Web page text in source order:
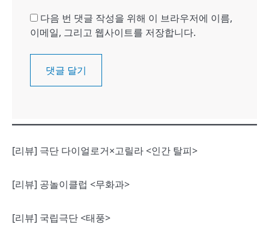
다음 번 댓글 작성을 위해 이 브라우저에 이름,
이메일, 그리고 웹사이트를 저장합니다.
[리뷰] 극단 다이얼로거×고릴라 <인간 탈피>
[리뷰] 공놀이클럽 <무화과>
[리뷰] 국립극단 <태풍>